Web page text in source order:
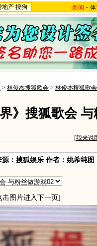
地产 搜狗 新闻 -
> 林俊杰搜狐歌会 > 林俊杰搜狐歌
》搜狐歌会
[我来说
源：搜狐娱乐 作者：姚希纯图
击图片进入下一页]